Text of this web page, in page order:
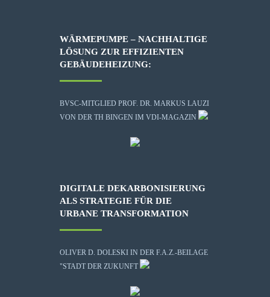
WÄRMEPUMPE – NACHHALTIGE
LÖSUNG ZUR EFFIZIENTEN
GEBÄUDEHEIZUNG:
BVSC-MITGLIED PROF. DR. MARKUS LAUZI
VON DER TH BINGEN IM VDI-MAGAZIN
DIGITALE DEKARBONISIERUNG
ALS STRATEGIE FÜR DIE
URBANE TRANSFORMATION
OLIVER D. DOLESKI IN DER F.A.Z.-BEILAGE
"STADT DER ZUKUNFT